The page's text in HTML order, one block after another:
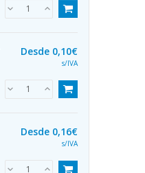
Desde 0,10€
s/IVA
Desde 0,16€
s/IVA